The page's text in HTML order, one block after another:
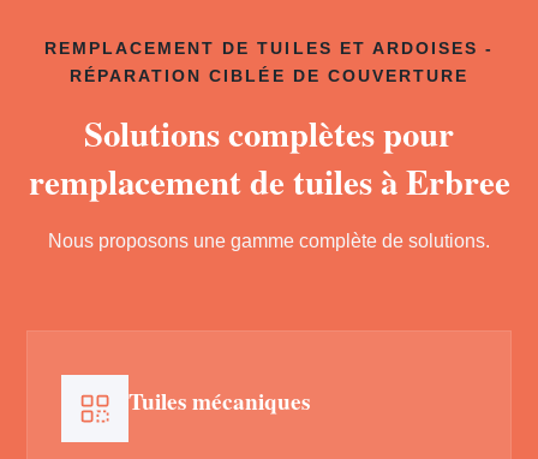
REMPLACEMENT DE TUILES ET ARDOISES -
RÉPARATION CIBLÉE DE COUVERTURE
Solutions complètes pour
remplacement de tuiles à Erbree
Nous proposons une gamme complète de solutions.
Tuiles mécaniques